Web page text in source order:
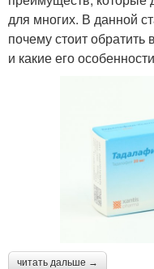
для многих. В данной
почему стоит
и какие его
читать дальше →